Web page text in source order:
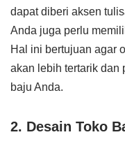
dapat diberi aksen
Anda juga perlu
Hal ini bertujuan agar
akan lebih tertarik dan
baju Anda.
2. Desain Toko